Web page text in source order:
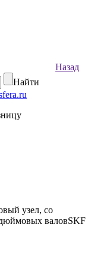
Назад
Найти
узел, со
валовSKF